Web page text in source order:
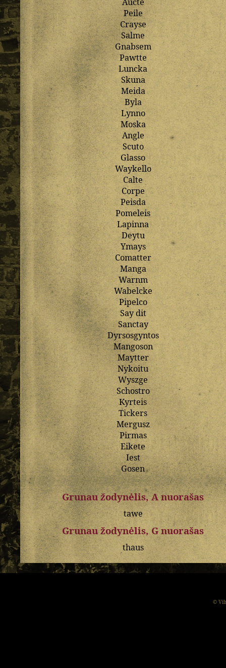
Peile
Crayse
Salme
Gnabsem
Pawtte
Luncka
Skuna
Meida
Byla
Lynno
Moska
Angle
Scuto
Glasso
Waykello
Calte
Corpe
Peisda
Pomeleis
Lapinna
Deytu
Ymays
Comatter
Manga
Warnm
Wabelcke
Pipelco
Saydit
Sanctay
Dyrsosgyntos
Mangoson
Maytter
Nykoitu
Wyszge
Schostro
Kyrteis
Tickers
Mergusz
Pirmas
Eikete
Iest
Gosen
Grunau žodynėlis, A nuorašas
tawe
Grunau žodynėlis, G nuorašas
thaus
©